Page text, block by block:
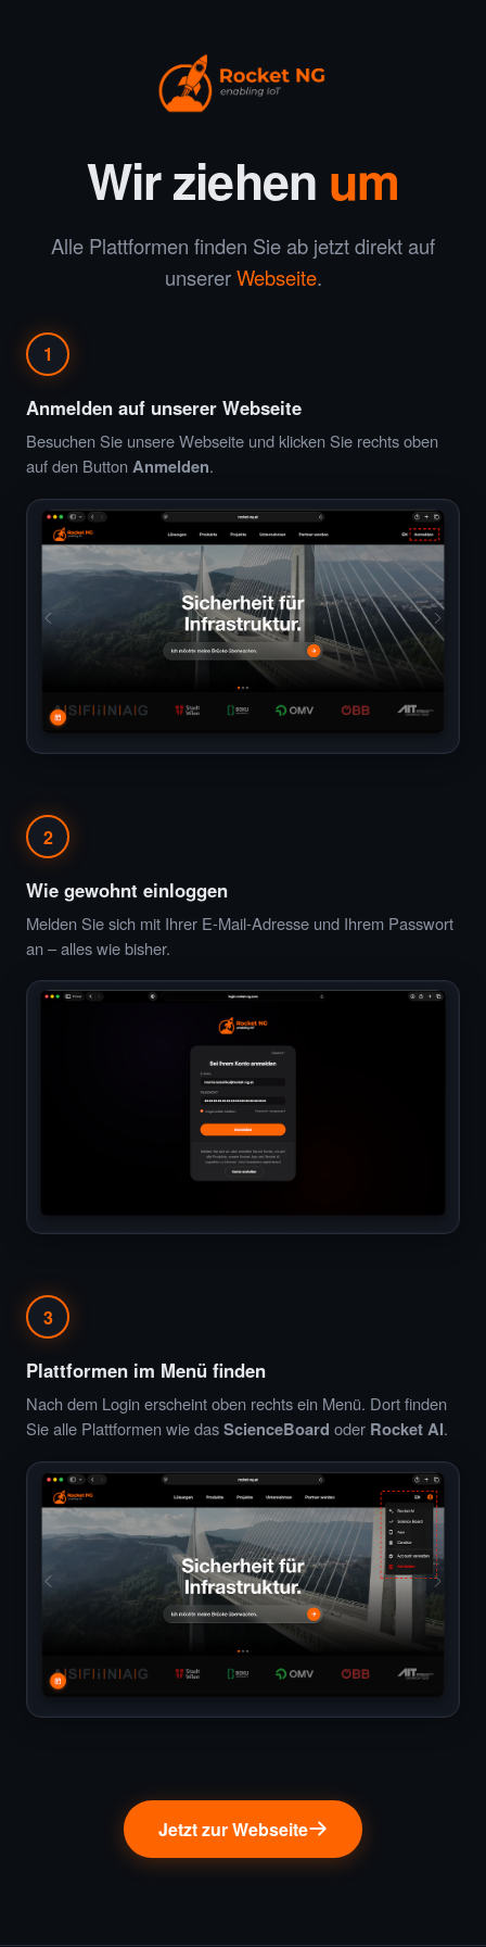
Wir ziehen um
Alle Plattformen finden Sie ab jetzt direkt auf
unsererWebseite.
1
Anmelden auf unserer Webseite
Besuchen Sie unsere Webseite und klicken Sie rechts oben
auf den Button Anmelden.
2
Wie gewohnt einloggen
Melden Sie sich mit Ihrer E-Mail-Adresse und Ihrem Passwort
an – alles wie bisher.
3
Plattformen im Menü finden
Nach dem Login erscheint oben rechts ein Menü. Dort finden
Sie alle Plattformen wie dasScienceBoard oder Rocket AI.
Jetzt zur Webseite